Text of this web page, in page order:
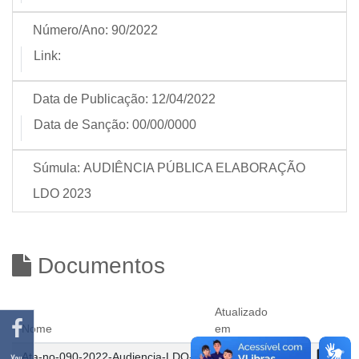
Número/Ano: 90/2022
Link:
Data de Publicação: 12/04/2022
Data de Sanção: 00/00/0000
Súmula: AUDIÊNCIA PÚBLICA ELABORAÇÃO
LDO 2023
Documentos
Nome
Atualizado
em